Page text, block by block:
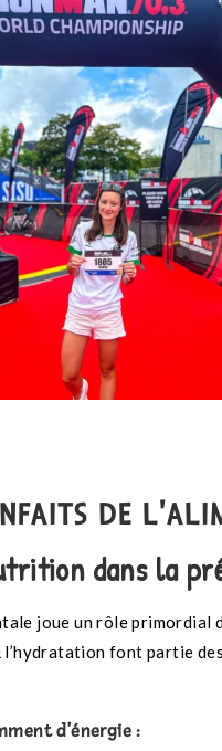
DE
dans la
joue un rôle primordial
font partie
d’énergie :